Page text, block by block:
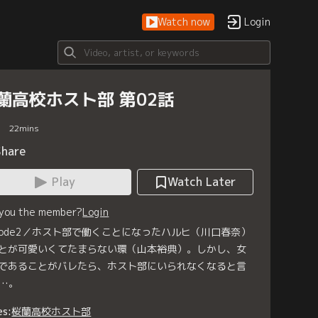
Watch now Login
高校ホスト部 第02話
22mins
Play
Watch Later
the member?Login
／ホスト部で働くことになったハルヒ（川口春奈）
が可愛いくてたまらない環（山本裕典）。しかし、女
あることがバレたら、ホスト部にいられなくなると言
。
桜蘭高校ホスト部